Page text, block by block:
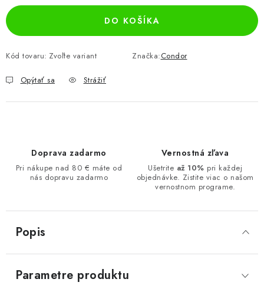
DO KOŠÍKA
Kód tovaru: Zvoľte variant Značka:Condor
Opýtať sa Strážiť
Doprava zadarmo
Pri nákupe nad 80 € máte od
nás dopravu zadarmo
Vernostná zľava
Ušetrite až 10% pri každej
objednávke. Zistite viac o našom
vernostnom programe.
Popis
Parametre produktu